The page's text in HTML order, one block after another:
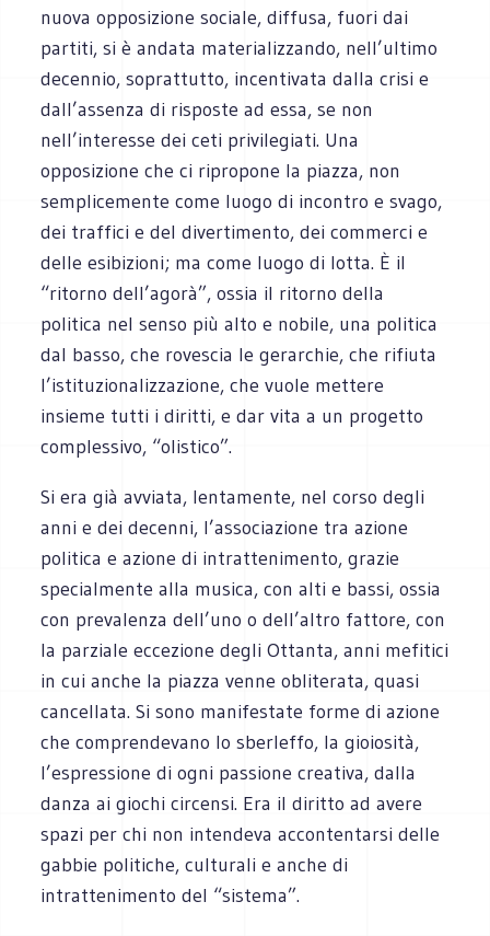
nuova opposizione sociale, diffusa, fuori dai
partiti, si è andata materializzando, nell’ultimo
decennio, soprattutto, incentivata dalla crisi e
dall’assenza di risposte ad essa, se non
nell’interesse dei ceti privilegiati. Una
opposizione che ci ripropone la piazza, non
semplicemente come luogo di incontro e svago,
dei traffici e del divertimento, dei commerci e
delle esibizioni; ma come luogo di lotta. È il
“ritorno dell’agorà”, ossia il ritorno della
politica nel senso più alto e nobile, una politica
dal basso, che rovescia le gerarchie, che rifiuta
l’istituzionalizzazione, che vuole mettere
insieme tutti i diritti, e dar vita a un progetto
complessivo, “olistico”.
Si era già avviata, lentamente, nel corso degli
anni e dei decenni, l’associazione tra azione
politica e azione di intrattenimento, grazie
specialmente alla musica, con alti e bassi, ossia
con prevalenza dell’uno o dell’altro fattore, con
la parziale eccezione degli Ottanta, anni mefitici
in cui anche la piazza venne obliterata, quasi
cancellata. Si sono manifestate forme di azione
che comprendevano lo sberleffo, la gioiosità,
l’espressione di ogni passione creativa, dalla
danza ai giochi circensi. Era il diritto ad avere
spazi per chi non intendeva accontentarsi delle
gabbie politiche, culturali e anche di
intrattenimento del “sistema”.